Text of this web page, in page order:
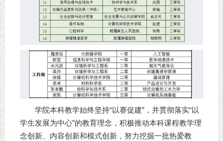
学院本科教学始终坚持“以赛促建”，并贯彻落实“以
学生发展为中心”的教育理念，积极推动本科课程教学理
念创新、内容创新和模式创新，努力挖掘一批热爱教